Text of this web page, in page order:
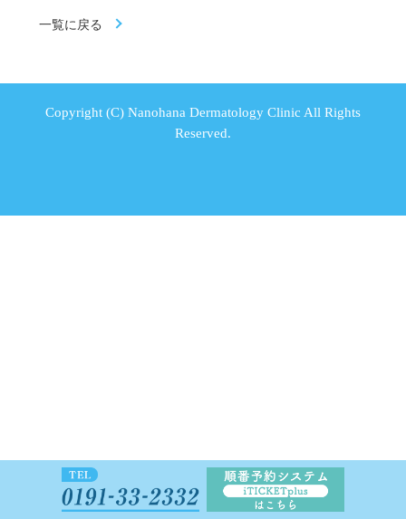
一覧に戻る
Copyright (C) Nanohana Dermatology Clinic All Rights
Reserved.